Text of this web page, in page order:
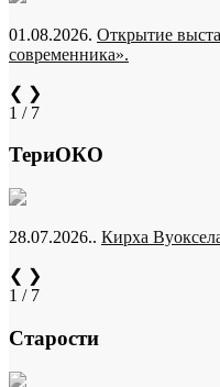
01.08.2026. Открытие
современника».
❮ ❯
1 / 7
ТериОКО
28.07.2026.. Кирха
❮ ❯
1 / 7
Старости